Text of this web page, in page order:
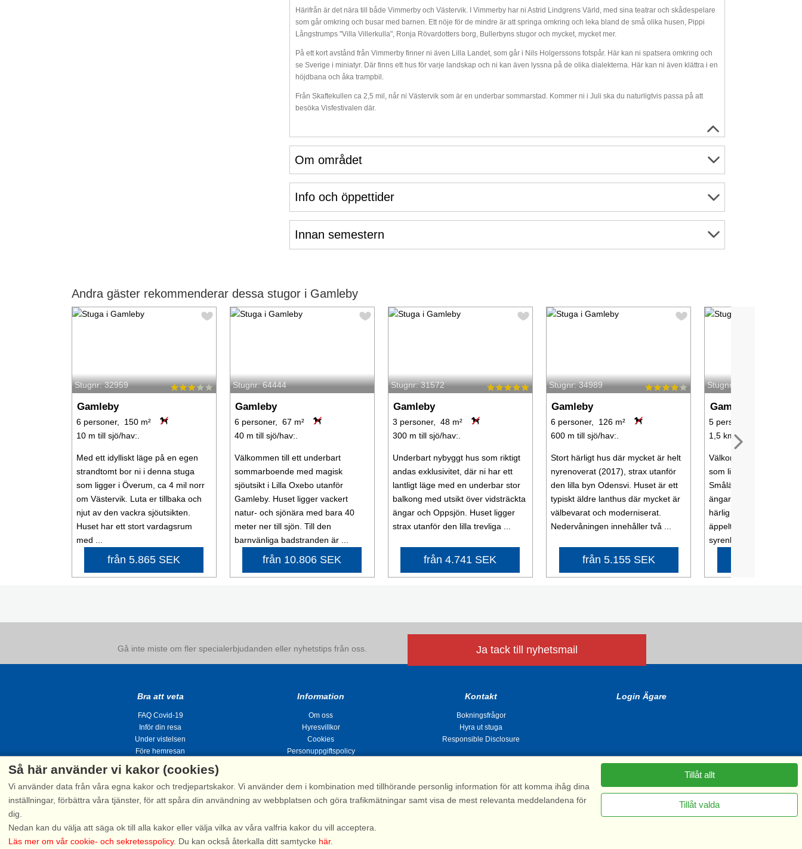
Härifrån är det nära till både Vimmerby och Västervik. I Vimmerby har ni Astrid Lindgrens Värld, med sina teatrar och skådespelare
som går omkring och busar med barnen. Ett nöje för de mindre är att springa omkring och leka bland de små olika husen, Pippi
Långstrumps "Villa Villerkulla", Ronja Rövardotters borg, Bullerbyns stugor och mycket, mycket mer.
På ett kort avstånd från Vimmerby finner ni även Lilla Landet, som går i Nils Holgerssons fotspår. Här kan ni spatsera omkring och
se Sverige i miniatyr. Där finns ett hus för varje landskap och ni kan även lyssna på de olika dialekterna. Här kan ni även klättra i en
höjdbana och åka trampbil.
Från Skaftekullen ca 2,5 mil, når ni Västervik som är en underbar sommarstad. Kommer ni i Juli ska du naturligtvis passa på att
besöka Visfestivalen där.
Om området
Info och öppettider
Innan semestern
Andra gäster rekommenderar dessa stugor i Gamleby
Stugnr: 32959
Gamleby
6 personer, 150 m²
10 m till sjö/hav:.
Med ett idylliskt läge på en egen
strandtomt bor ni i denna stuga
som ligger i Överum, ca 4 mil norr
om Västervik. Luta er tillbaka och
njut av den vackra sjöutsikten.
Huset har ett stort vardagsrum
med ...
från 5.865 SEK
Stugnr: 64444
Gamleby
6 personer, 67 m²
40 m till sjö/hav:.
Välkommen till ett underbart
sommarboende med magisk
sjöutsikt i Lilla Oxebo utanför
Gamleby. Huset ligger vackert
natur- och sjönära med bara 40
meter ner till sjön. Till den
barnvänliga badstranden är ...
från 10.806 SEK
Stugnr: 31572
Gamleby
3 personer, 48 m²
300 m till sjö/hav:.
Underbart nybyggt hus som riktigt
andas exklusivitet, där ni har ett
lantligt läge med en underbar stor
balkong med utsikt över vidsträckta
ängar och Oppsjön. Huset ligger
strax utanför den lilla trevliga ...
från 4.741 SEK
Stugnr: 34989
Gamleby
6 personer, 126 m²
600 m till sjö/hav:.
Stort härligt hus där mycket är helt
nyrenoverat (2017), strax utanför
den lilla byn Odensvi. Huset är ett
typiskt äldre lanthus där mycket är
välbevarat och moderniserat.
Nedervåningen innehåller två ...
från 5.155 SEK
Stugnr: 52921
Gamleby
5 personer, 86 m²
1,5 km till sjö/hav:.
Välkommen till en riktig
som ligger helt avskilt i
Småländsk skog med
ängar, sjöar och kust.
härlig trädgård med ett
äppelträd omgärdad av
syrenhäckar. ...
Gå inte miste om fler specialerbjudanden eller nyhetstips från oss. Ja tack till nyhetsmail
Bra att veta
FAQ Covid-19
Inför din resa
Under vistelsen
Före hemresan
Information
Om oss
Hyresvillkor
Cookies
Personuppgiftspolicy
Kontakt
Bokningsfrågor
Hyra ut stuga
Responsible Disclosure
Login Ägare
Stugsommar |Kvarngatan 2, 311 32 Falkenberg | Sverige
*) Fullständigt firmanamn, se hyresvillkor
Så här använder vi kakor (cookies)
Vi använder data från våra egna kakor och tredjepartskakor. Vi använder dem i kombination med tillhörande personlig information för att komma ihåg dina
inställningar, förbättra våra tjänster, för att spåra din användning av webbplatsen och göra trafikmätningar samt visa de mest relevanta meddelandena för
dig.
Nedan kan du välja att säga ok till alla kakor eller välja vilka av våra valfria kakor du vill acceptera.
Läs mer om vår cookie- och sekretesspolicy. Du kan också återkalla ditt samtycke här.
Tillåt allt
Tillåt valda